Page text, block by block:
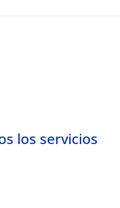
los servicios